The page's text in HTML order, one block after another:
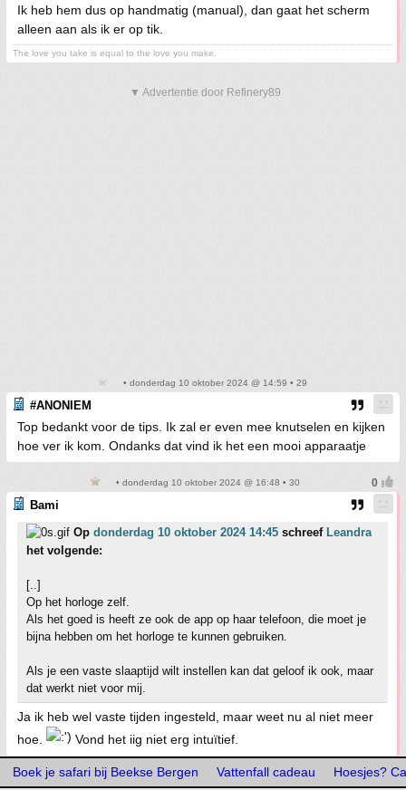
Ik heb hem dus op handmatig (manual), dan gaat het scherm
alleen aan als ik er op tik.
The love you take is equal to the love you make.
▼ Advertentie door Refinery89
• donderdag 10 oktober 2024 @ 14:59 • 29
#ANONIEM
Top bedankt voor de tips. Ik zal er even mee knutselen en kijken
hoe ver ik kom. Ondanks dat vind ik het een mooi apparaatje
• donderdag 10 oktober 2024 @ 16:48 • 30
Bami
Op donderdag 10 oktober 2024 14:45 schreef Leandra
het volgende:
[..]
Op het horloge zelf.
Als het goed is heeft ze ook de app op haar telefoon, die moet je
bijna hebben om het horloge te kunnen gebruiken.
Als je een vaste slaaptijd wilt instellen kan dat geloof ik ook, maar
dat werkt niet voor mij.
Ja ik heb wel vaste tijden ingesteld, maar weet nu al niet meer
hoe.
Vond het iig niet erg intuïtief.
Boek je safari bij Beekse Bergen Vattenfall cadeau Hoesjes?